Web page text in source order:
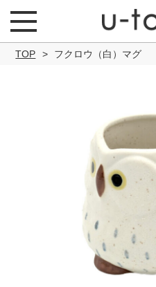
こだわり条件で絞り込み
TOP フクロウ（白）マグ